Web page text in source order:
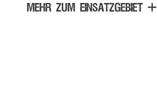
MEHR ZUM EINSATZGEBIET